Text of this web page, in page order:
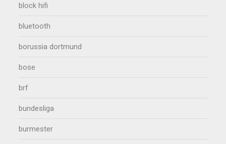
block hifi
bluetooth
borussia dortmund
bose
brf
bundesliga
burmester